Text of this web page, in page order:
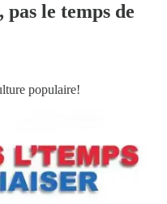
le temps de
populaire!